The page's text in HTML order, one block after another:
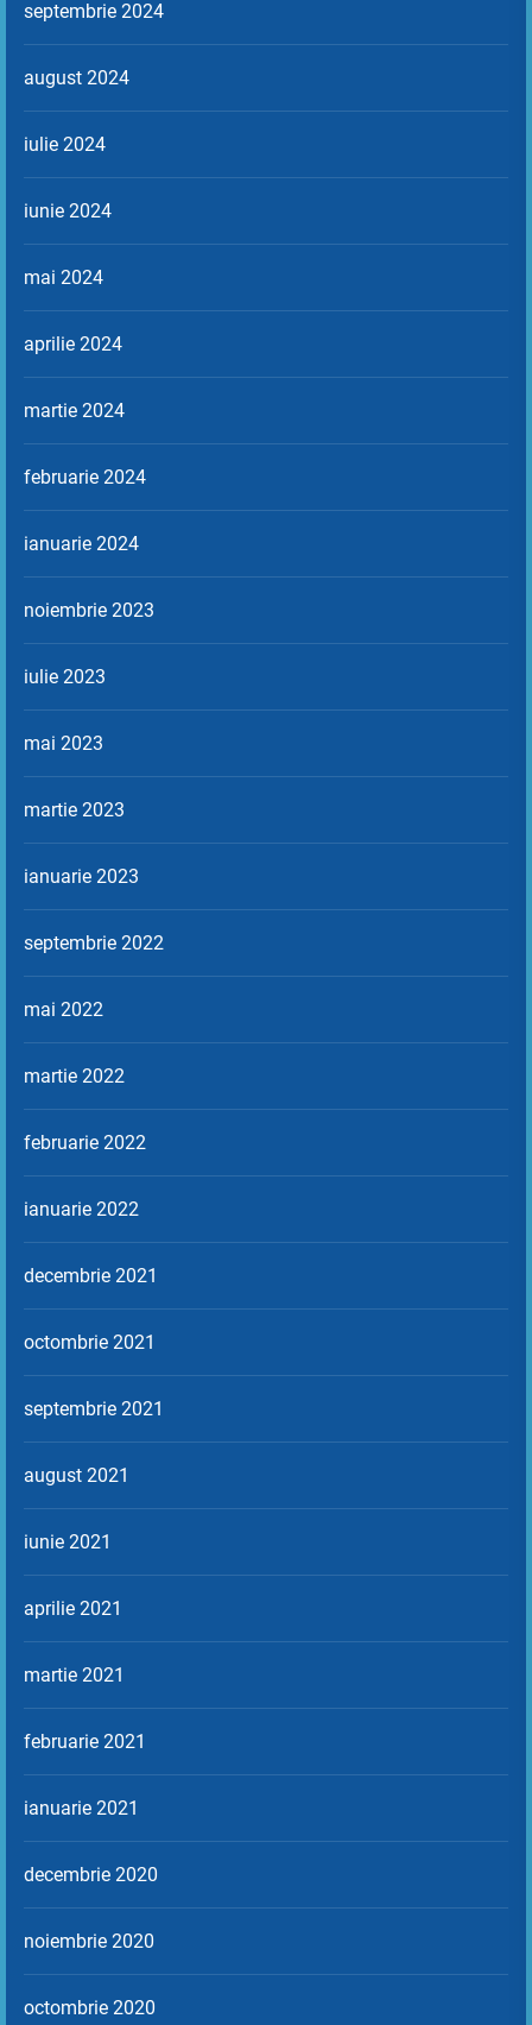
septembrie 2024
august 2024
iulie 2024
iunie 2024
mai 2024
aprilie 2024
martie 2024
februarie 2024
ianuarie 2024
noiembrie 2023
iulie 2023
mai 2023
martie 2023
ianuarie 2023
septembrie 2022
mai 2022
martie 2022
februarie 2022
ianuarie 2022
decembrie 2021
octombrie 2021
septembrie 2021
august 2021
iunie 2021
aprilie 2021
martie 2021
februarie 2021
ianuarie 2021
decembrie 2020
noiembrie 2020
octombrie 2020